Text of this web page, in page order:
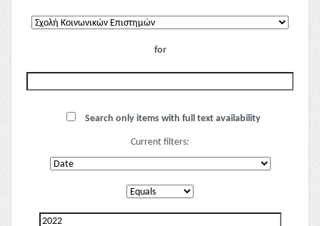
for
Search only items with full text availability
Current filters: